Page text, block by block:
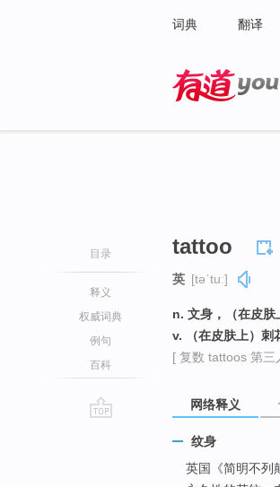
词典 翻译
目录
释义
权威词典
例句
百科
tattoo
英 [təˈtuː]
n. 文身，（在皮肤
v. （在皮肤上）
[ 复数 tattoos 第
网络释义
纹身
英国《简明不列